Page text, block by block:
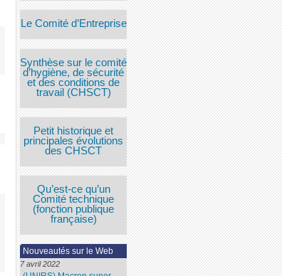
Le Comité d’Entreprise
Synthèse sur le comité
d’hygiène, de sécurité
et des conditions de
travail (CHSCT)
Petit historique et
principales évolutions
des CHSCT
Qu’est-ce qu’un
Comité technique
(fonction publique
française)
Nouveautés sur le Web
7 avril 2022